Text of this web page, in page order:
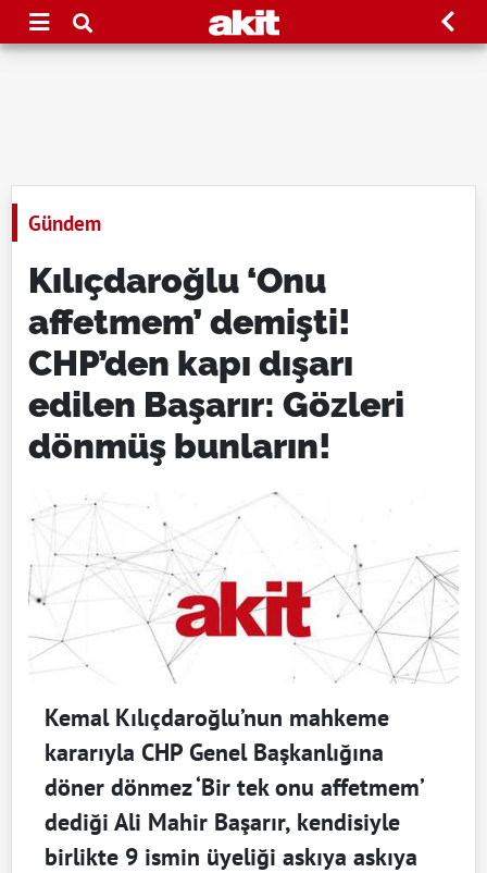
Gündem
Kılıçdaroğlu ‘Onu
affetmem’ demişti!
CHP’den kapı dışarı
edilen Başarır: Gözleri
dönmüş bunların!
Kemal Kılıçdaroğlu’nun mahkeme
kararıyla CHP Genel Başkanlığına
döner dönmez ‘Bir tek onu affetmem’
dediği Ali Mahir Başarır, kendisiyle
birlikte 9 ismin üyeliği askıya askıya